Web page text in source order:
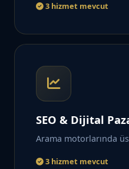
3 hizmet mevcut
SEO & Dijital
Arama motorlarında
3 hizmet mevcut